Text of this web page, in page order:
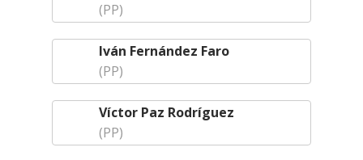
(PP)
Iván Fernández Faro
(PP)
Víctor Paz Rodríguez
(PP)